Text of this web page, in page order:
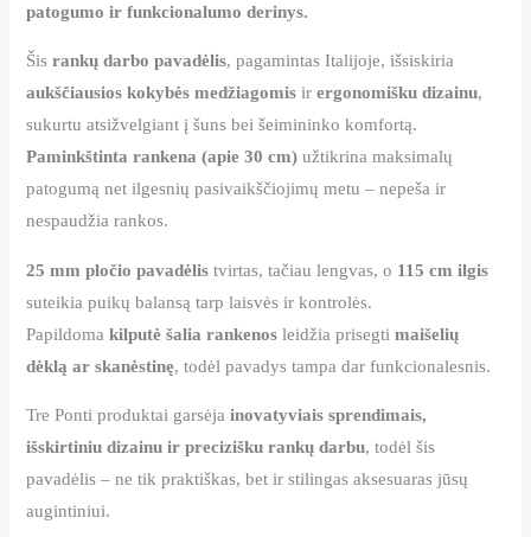
patogumo ir funkcionalumo derinys.
Šisrankų darbo pavadėlis, pagamintas Italijoje, išsiskiria
aukščiausios kokybės medžiagomis irergonomišku dizainu,
sukurtu atsižvelgiant į šuns bei šeimininko komfortą.
Paminkštinta rankena (apie 30 cm) užtikrina maksimalų
patogumą net ilgesnių pasivaikščiojimų metu – nepeša ir
nespaudžia rankos.
25 mm pločio pavadėlis tvirtas, tačiau lengvas, o 115 cm ilgis
suteikia puikų balansą tarp laisvės ir kontrolės.
Papildomakilputė šalia rankenos leidžia prisegtimaišelių
dėklą ar skanėstinę, todėl pavadys tampa dar funkcionalesnis.
Tre Ponti produktai garsėjainovatyviais sprendimais,
išskirtiniu dizainu ir precizišku rankų darbu, todėl šis
pavadėlis – ne tik praktiškas, bet ir stilingas aksesuaras jūsų
augintiniui.